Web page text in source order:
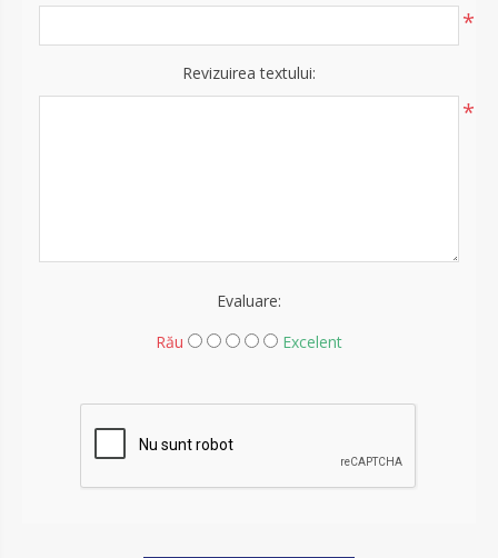
*
Revizuirea textului:
*
Evaluare:
Rău
Excelent